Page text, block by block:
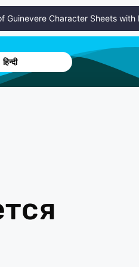
Character Sheets with
हिन्दी